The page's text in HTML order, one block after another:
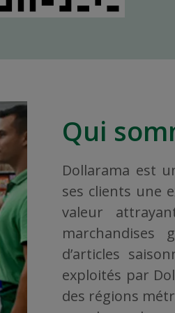
Qui
Dollarama est
ses clients une
valeur
marchandises
d’articles
exploités par
des régions